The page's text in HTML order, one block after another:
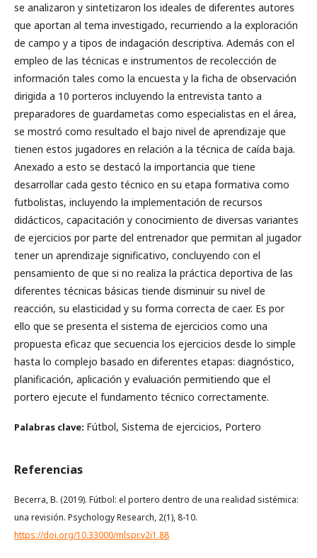
se analizaron y sintetizaron los ideales de diferentes autores
que aportan al tema investigado, recurriendo a la exploración
de campo y a tipos de indagación descriptiva. Además con el
empleo de las técnicas e instrumentos de recolección de
información tales como la encuesta y la ficha de observación
dirigida a 10 porteros incluyendo la entrevista tanto a
preparadores de guardametas como especialistas en el área,
se mostró como resultado el bajo nivel de aprendizaje que
tienen estos jugadores en relación a la técnica de caída baja.
Anexado a esto se destacó la importancia que tiene
desarrollar cada gesto técnico en su etapa formativa como
futbolistas, incluyendo la implementación de recursos
didácticos, capacitación y conocimiento de diversas variantes
de ejercicios por parte del entrenador que permitan al jugador
tener un aprendizaje significativo, concluyendo con el
pensamiento de que si no realiza la práctica deportiva de las
diferentes técnicas básicas tiende disminuir su nivel de
reacción, su elasticidad y su forma correcta de caer. Es por
ello que se presenta el sistema de ejercicios como una
propuesta eficaz que secuencia los ejercicios desde lo simple
hasta lo complejo basado en diferentes etapas: diagnóstico,
planificación, aplicación y evaluación permitiendo que el
portero ejecute el fundamento técnico correctamente.
Palabras clave: Fútbol, Sistema de ejercicios, Portero
Referencias
Becerra, B. (2019). Fútbol: el portero dentro de una realidad sistémica:
una revisión. Psychology Research, 2(1), 8-10.
https://doi.org/10.33000/mlspr.v2i1.88